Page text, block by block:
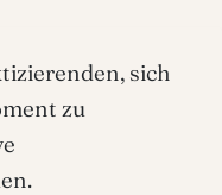
sich
zu